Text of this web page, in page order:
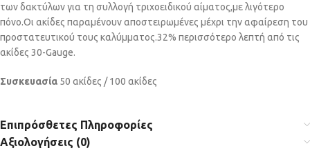
των δακτύλων για τη συλλογή τριχοειδικού αίματος,με λιγότερο
πόνο.Οι ακίδες παραμένουν αποστειρωμένες μέχρι την αφαίρεση του
προστατευτικού τους καλύμματος.32% περισσότερο λεπτή από τις
ακίδες 30-Gauge.
Συσκευασία 50 ακίδες /100 ακίδες
Επιπρόσθετες Πληροφορίες
Αξιολογήσεις (0)